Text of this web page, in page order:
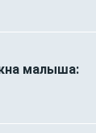
малыша: